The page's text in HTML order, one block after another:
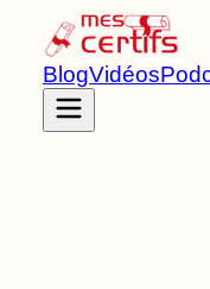
BlogVidéos